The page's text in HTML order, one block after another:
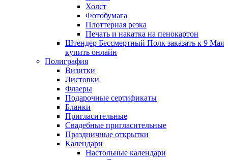
Холст
Фотобумага
Плоттерная резка
Печать и накатка на пенокартон
Штендер Бессмертный Полк заказать к 9 Мая
купить онлайн
Полиграфия
Визитки
Листовки
Флаеры
Подарочные сертификаты
Бланки
Пригласительные
Свадебные пригласительные
Праздничные открытки
Календари
Настольные календари